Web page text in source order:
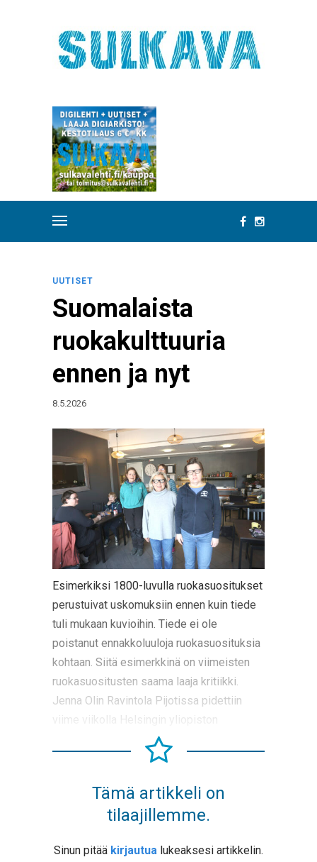
UUTISET
Suomalaista
ruokakulttuuria
ennen ja nyt
8.5.2026
Esimerkiksi 1800-luvulla ruokasuositukset
perustuivat uskomuksiin ennen kuin tiede
tuli mukaan kuvioihin. Tiede ei ole
poistanut ennakkoluuloja ruokasuosituksia
kohtaan. Siitä esimerkkinä on viimeisten
ruokasuositusten saama laaja kritiikki.
Jenna Olin Ravintola Pijotissa pidettiin
viime viikolla Helsingin yliopiston
Tämä artikkeli on
tilaajillemme.
Sinun pitää kirjautua lukeaksesi artikkelin.